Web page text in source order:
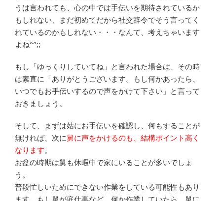
うは言われても、心の中では手伝いを期待されているか
もしれない、まだ初めてだから社交辞令でそう言ってく
れているのかもしれない・・・なんて、考えちゃいます
よね^^;;
もし「ゆっくりしていてね」と言われた場合は、その時
は素直に「ありがとうございます。もし何かあったら、
いつでもお手伝いするので声をかけて下さい」と言って
おきましょう。
そして、まずは姑にお手伝いを確認し、何もすることが
無ければ、次に舅に声をかけるのも、結構ポイント高く
なります。
お盆の時期は舅も休暇中で家にいることが多いでしょ
う。
普段忙しいためにできない作業をしている可能性もあり
ます。もし舅が庭仕事など、何か作業していたら、舅に